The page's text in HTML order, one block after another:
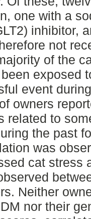
one with a
inhibitor,
not
of the
exposed
event
owners
related to
the past
was
cat stress
Neither
DM nor their